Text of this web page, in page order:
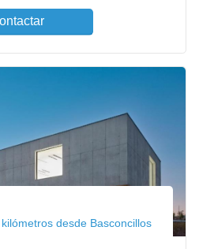
desde Basconcillos